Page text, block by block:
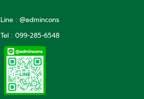
Line : @admincons
Tel : 099-285-6548